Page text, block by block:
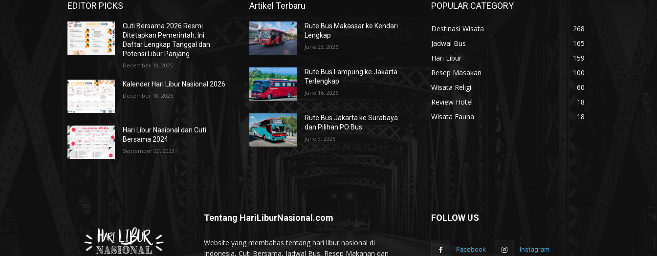
EDITOR PICKS
Cuti Bersama 2026 Resmi
Ditetapkan Pemerintah, Ini
Daftar Lengkap Tanggal dan
Potensi Libur Panjang
December 18, 2025
Kalender Hari Libur Nasional 2026
December 18, 2025
Hari Libur Nasional dan Cuti
Bersama 2024
September 20, 2023
Artikel Terbaru
Rute Bus Makassar ke Kendari
Lengkap
June 23, 2026
Rute Bus Lampung ke Jakarta
Terlengkap
June 16, 2026
Rute Bus Jakarta ke Surabaya
dan Pilihan PO Bus
June 9, 2026
POPULAR CATEGORY
Destinasi Wisata
268
Jadwal Bus
165
Hari Libur
159
Resep Masakan
100
Wisata Religi
60
Review Hotel
18
Wisata Fauna
18
Tentang HariLiburNasional.com
Website yang membahas tentang hari libur nasional di
Indonesia, Cuti Bersama, Jadwal Bus, Resep Makanan dan
FOLLOW US
Facebook Instagram